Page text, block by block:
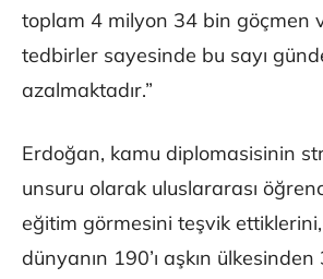
toplam 4 milyon 34 bin göçmen
tedbirler sayesinde bu sayı
azalmaktadır.”
Erdoğan, kamu diplomasisinin
unsuru olarak uluslararası
eğitim görmesini teşvik
dünyanın 190’ı aşkın